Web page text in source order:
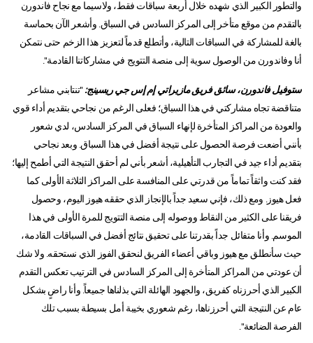
والتطور الكبير الذي شهده خلال أربعة سباقات فقط، ولاسيما مع نجاح فاندورن
بالتقدم من موقع متأخر إلى المركز السادس في السباق. وأشعر الآن بحماسة
بالغة للمشاركة في السباقات التالية، وأتطلع قدماً لتعزيز هذا الزخم حتى نتمكن
أنا وفاندورن من الوصول سوية إلى منصة التتويج في مشاركاتنا القادمة".
ستوفيل فاندورن، سائق فريق مازيراتي إم إس جي ريسينج: "تنتابني مشاعر
متناقضة تجاه مشاركتي في هذا السباق؛ فعلى الرغم من نجاحي بتقديم أداء قوي
والعودة من المراكز المتأخرة لإنهاء السباق في المركز السادس، لدي شعور
بأنني أضعت فرصة الحصول على نتيجة أفضل في هذا السباق. وبعد نجاحي
بتقديم أداء جيد في التجارب التأهيلية، أشعر بأني لم أحقق النتيجة التي أطمح إليها؛
فقد كنت واثقاً تماماً من قدرتي على المنافسة على المراكز الثلاثة الأولى كما
فعل هيوز. ومع ذلك، فإني سعيد جداً بالإنجاز الذي حققه هيوز اليوم، وحصول
فريقنا على الكثير من النقاط ووصوله إلى منصة التتويج للمرة الأولى في هذا
الموسم. وأنا متفائل جداً بقدرتنا على تحقيق نتائج أفضل في السباقات القادمة،
حيث سأنطلق مع هيوز وباقي أعضاء الفريق لنحقق الفوز الذي نستحقه. ولا شك
أن عودتي من المراكز المتأخرة إلى المركز السادس في الترتيب تعكس التقدم
الكبير الذي أحرزناه كفريق، والجهود الهائلة التي بذلناها جميعاً. وأنا راضٍ بشكل
عام عن النتيجة التي أحرزناها، رغم شعوري بخيبة أمل بسيطة بسبب تلك
الفرصة الضائعة".